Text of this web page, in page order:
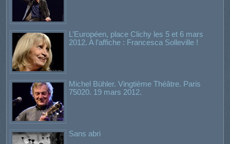
L’Européen, place Clichy les 5 et 6 mars
2012. A l’affiche : Francesca Solleville !
Michel Bühler. Vingtième Théâtre. Paris
75020. 19 mars 2012.
Sans abri